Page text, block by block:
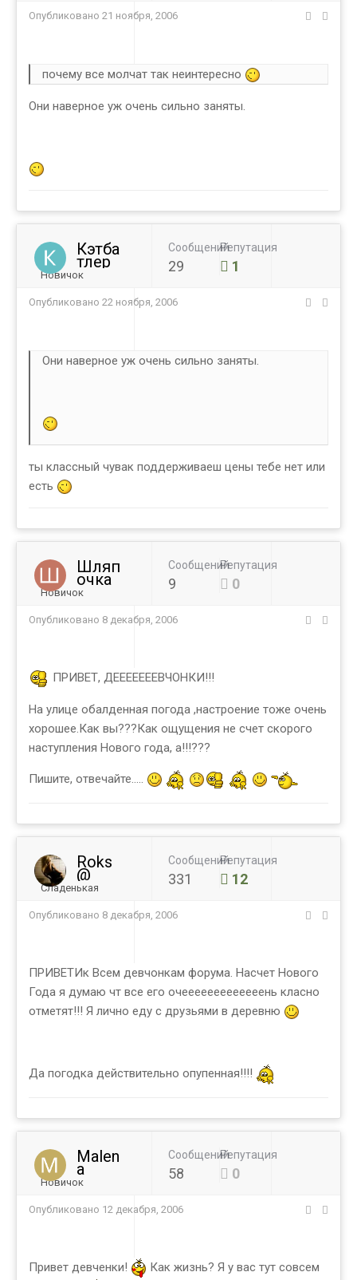
Опубликовано 21 ноября, 2006
почему все молчат так неинтересно
Они наверное уж очень сильно заняты.
Кэтба
тлер
Новичок
Сообщений
29
Репутация
1
Опубликовано 22 ноября, 2006
Они наверное уж очень сильно заняты.
ты классный чувак поддерживаеш цены тебе нет или
есть
Шляп
очка
Новичок
Сообщений
9
Репутация
0
Опубликовано 8 декабря, 2006
ПРИВЕТ, ДЕЕЕЕЕЕЕВЧОНКИ!!!
На улице обалденная погода ,настроение тоже очень
хорошее.Как вы???Как ощущения не счет скорого
наступления Нового года, а!!!???
Пишите, отвечайте.....
Roks
@
Сладенькая
Сообщений
331
Репутация
12
Опубликовано 8 декабря, 2006
ПРИВЕТИк Всем девчонкам форума. Насчет Нового
Года я думаю чт все его очееееееееееееень класно
отметят!!! Я лично еду с друзьями в деревню
Да погодка действительно опупенная!!!!
Malen
a
Новичок
Сообщений
58
Репутация
0
Опубликовано 12 декабря, 2006
Привет девченки!
Как жизнь? Я у вас тут совсем